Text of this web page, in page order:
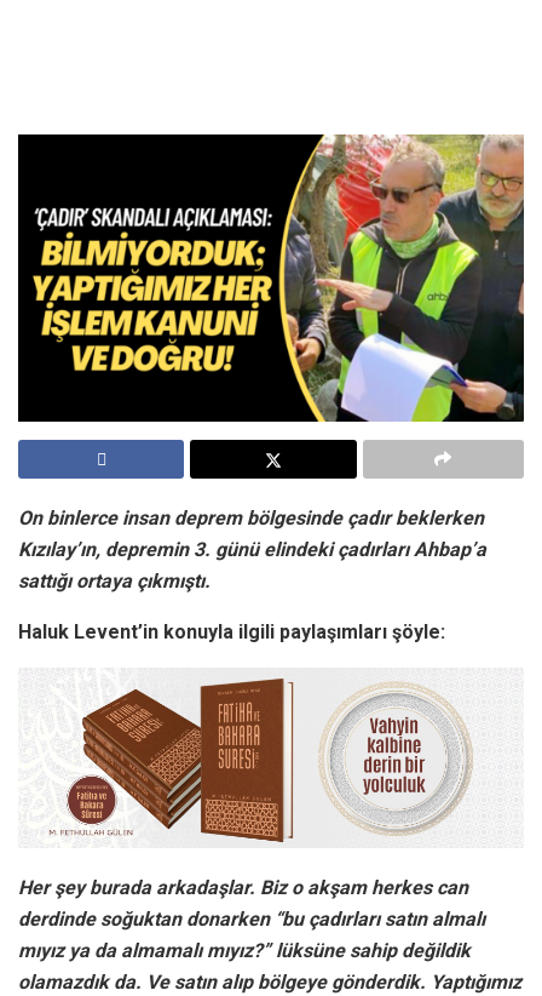
On binlerce insan deprem bölgesinde çadır beklerken
Kızılay’ın, depremin 3. günü elindeki çadırları Ahbap’a
sattığı ortaya çıkmıştı.
Haluk Levent’in konuyla ilgili paylaşımları şöyle:
Her şey burada arkadaşlar. Biz o akşam herkes can
derdinde soğuktan donarken “bu çadırları satın almalı
mıyız ya da almamalı mıyız?” lüksüne sahip değildik
olamazdık da. Ve satın alıp bölgeye gönderdik. Yaptığımız